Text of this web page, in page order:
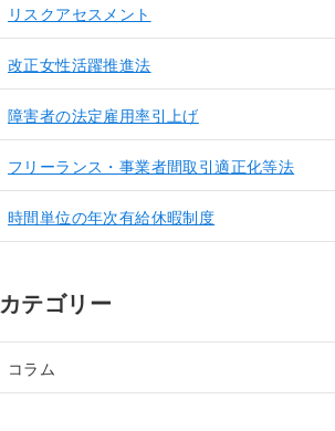
リスクアセスメント
改正女性活躍推進法
障害者の法定雇用率引上げ
フリーランス・事業者間取引適正化等法
時間単位の年次有給休暇制度
カテゴリー
コラム